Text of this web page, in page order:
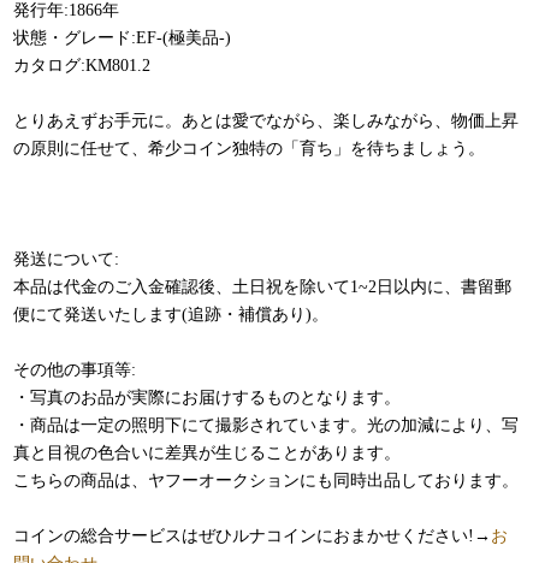
発行年:1866年
状態・グレード:EF-(極美品-)
カタログ:KM801.2
とりあえずお手元に。あとは愛でながら、楽しみながら、物価上昇
の原則に任せて、希少コイン独特の「育ち」を待ちましょう。
発送について:
本品は代金のご入金確認後、土日祝を除いて1~2日以内に、書留郵
便にて発送いたします(追跡・補償あり)。
その他の事項等:
・写真のお品が実際にお届けするものとなります。
・商品は一定の照明下にて撮影されています。光の加減により、写
真と目視の色合いに差異が生じることがあります。
こちらの商品は、ヤフーオークションにも同時出品しております。
コインの総合サービスはぜひルナコインにおまかせください!→ お